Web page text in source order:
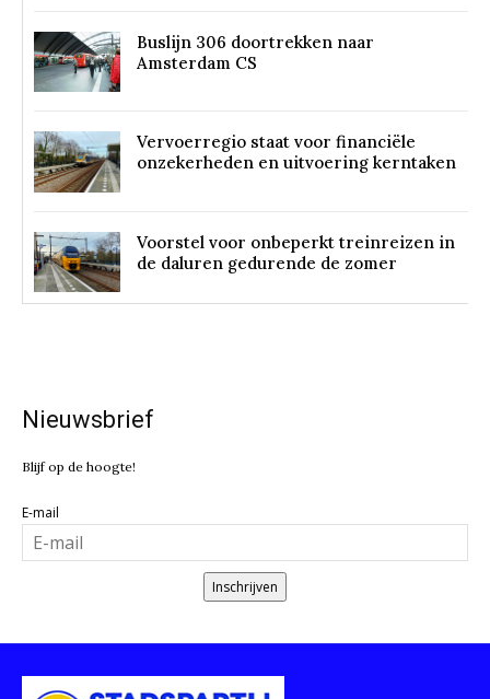
Buslijn 306 doortrekken naar
Amsterdam CS
Vervoerregio staat voor financiële
onzekerheden en uitvoering kerntaken
Voorstel voor onbeperkt treinreizen in
de daluren gedurende de zomer
Nieuwsbrief
Blijf op de hoogte!
E-mail
Inschrijven